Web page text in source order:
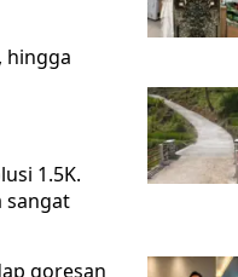
hingga
1.5K.
sangat
goresan